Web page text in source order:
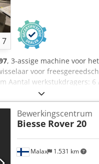
7
, 3-assige machine voor
voor
Aantal werkstukdragers:
motor
en 4-voudig
Aantal horizontale
Veiligheidsmatten voor de
Malax 1.531 km
Bewerkingscentrum
Biesse Rover 20